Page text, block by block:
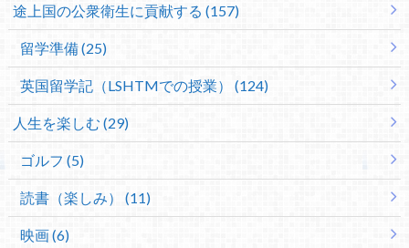
途上国の公衆衛生に貢献する (157)
留学準備 (25)
英国留学記（LSHTMでの授業） (124)
人生を楽しむ (29)
ゴルフ (5)
読書（楽しみ） (11)
映画 (6)